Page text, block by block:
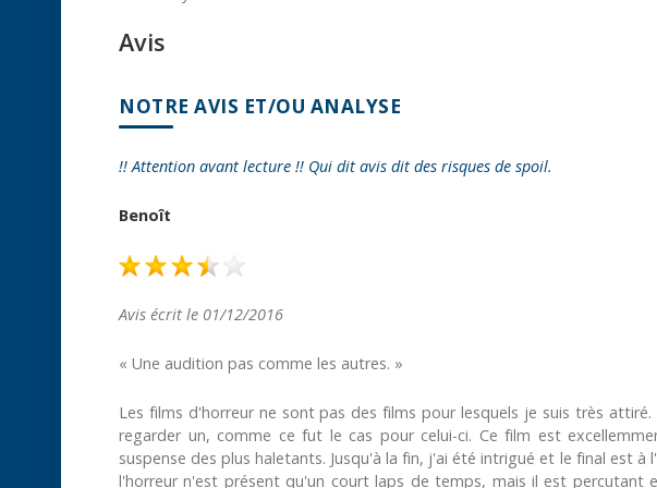
Avis
NOTRE AVIS ET/OU ANALYSE
!! Attention avant lecture !! Qui dit avis dit des risques de spoil.
Benoît
Avis écrit le 01/12/2016
« Une audition pas comme les autres. »
Les films d'horreur ne sont pas des films pour lesquels je suis très
regarder un, comme ce fut le cas pour celui-ci. Ce film est
suspense des plus haletants. Jusqu'à la fin, j'ai été intrigué et le final est
l'horreur n'est présent qu'un court laps de temps, mais il est percutant